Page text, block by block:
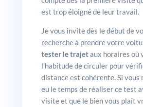
est trop éloigné de leur travail.
Je vous invite dès le début de
recherche à prendre votre
tester le trajetaux horaires où
l’habitude de circuler pour
distance est cohérente. Si vous
eu le temps de réaliser ce test
visite et que le bien vous plaît